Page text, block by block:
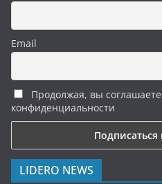
Email
Продолжая, вы
конфиденциальности
LIDERO NEWS